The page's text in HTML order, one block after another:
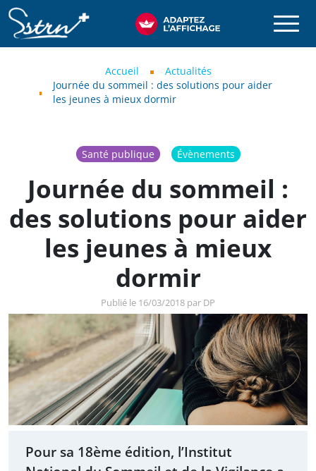
Aller au contenu principal
SSTRN
Accueil
Actualités
Journée du sommeil : des solutions pour aider
les jeunes à mieux dormir
Santé publique Évènements
Journée du sommeil :
des solutions pour aider
les jeunes à mieux
dormir
Publié le 16/03/2018 par DP
Pour sa 18ème édition, l’Institut